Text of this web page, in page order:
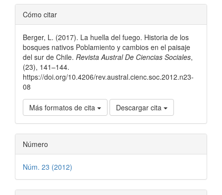
Detalles
del
artículo
Cómo citar
Berger, L. (2017). La huella del fuego. Historia de los
bosques nativos Poblamiento y cambios en el paisaje
del sur de Chile. Revista Austral De Ciencias Sociales,
(23), 141–144.
https://doi.org/10.4206/rev.austral.cienc.soc.2012.n23-
08
Más formatos de cita Descargar cita
Número
Núm. 23 (2012)